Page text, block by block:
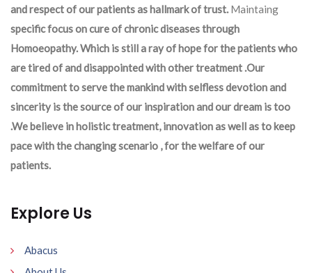
and respect of our patients as hallmark of trust. Maintaing
specific focus on cure of chronic diseases through
Homoeopathy. Which is still a ray of hope for the patients who
are tired of and disappointed with other treatment .Our
commitment to serve the mankind with selfless devotion and
sincerity is the source of our inspiration and our dream is too
.We believe in holistic treatment, innovation as well as to keep
pace with the changing scenario , for the welfare of our
patients.
Explore Us
Abacus